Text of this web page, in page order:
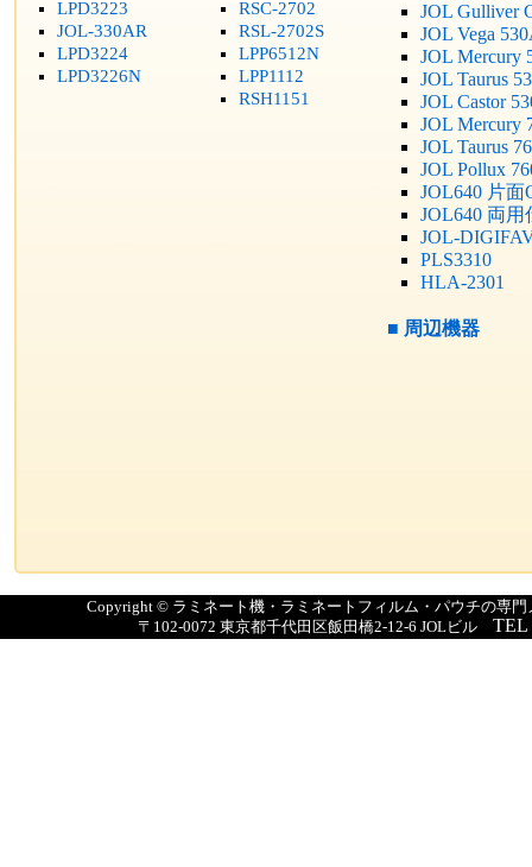
LPD3223
JOL-330AR
LPD3224
LPD3226N
RSC-2702
RSL-2702S
LPP6512N
LPP1112
RSH1151
JOL Gulliver
JOL Vega
JOL Mercury
JOL Taurus
JOL Castor
JOL Mercury
JOL Taurus
JOL Pollux
JOL640 片面
JOL640 両用
JOL-
PLS3310
HLA-2301
■ 周辺機器
Copyright © ラミネート機・ラミネートフィルム・パウチの専
〒102-0072 東京都千代田区飯田橋2-12-6 JOLビル TEL